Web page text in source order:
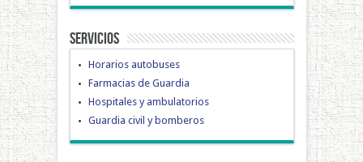
Servicios
Horarios autobuses
Farmacias de Guardia
Hospitales y ambulatorios
Guardia civil y bomberos